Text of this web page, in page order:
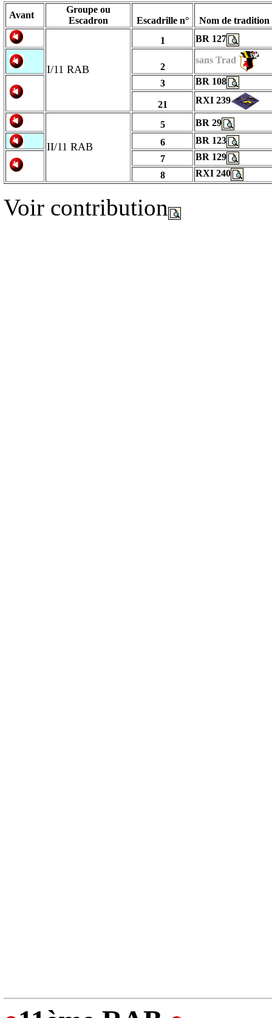
Avant
Groupe ou
Escadron
Escadrille n° Nom de tradition
I/11 RAB
1 BR 127
2
sans Trad
3 BR 108
21 RXI 239
II/11 RAB
5
BR 29
6
BR 123
7
BR 129
8
RXI 240
Voir contribution